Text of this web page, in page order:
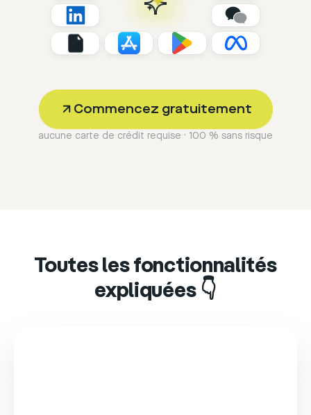
Commencez gratuitement
aucune carte de crédit requise · 100 % sans risque
Toutes les fonctionnalités
expliquées 👇